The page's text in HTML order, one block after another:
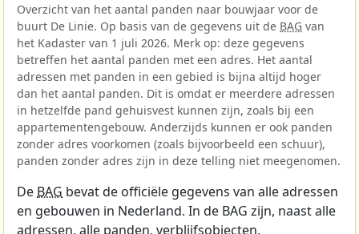
Overzicht van het aantal panden naar bouwjaar voor de
buurt De Linie. Op basis van de gegevens uit de BAG van
het Kadaster van 1 juli 2026. Merk op: deze gegevens
betreffen het aantal panden met een adres. Het aantal
adressen met panden in een gebied is bijna altijd hoger
dan het aantal panden. Dit is omdat er meerdere adressen
in hetzelfde pand gehuisvest kunnen zijn, zoals bij een
appartementengebouw. Anderzijds kunnen er ook panden
zonder adres voorkomen (zoals bijvoorbeeld een schuur),
panden zonder adres zijn in deze telling niet meegenomen.
De BAG bevat de officiële gegevens van alle adressen
en gebouwen in Nederland. In de BAG zijn, naast alle
adressen, alle panden, verblijfsobjecten,